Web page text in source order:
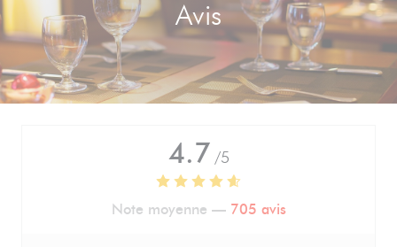
Avis
4.7 /5
Note moyenne — 705 avis